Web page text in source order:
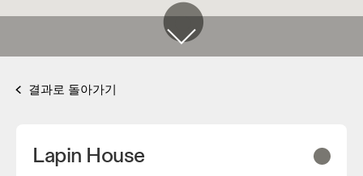
결과로 돌아가기
Lapin House